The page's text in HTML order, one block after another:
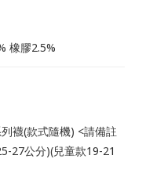
橡膠2.5%
襪(款式隨機) <請備註
27公分)(兒童款19-21